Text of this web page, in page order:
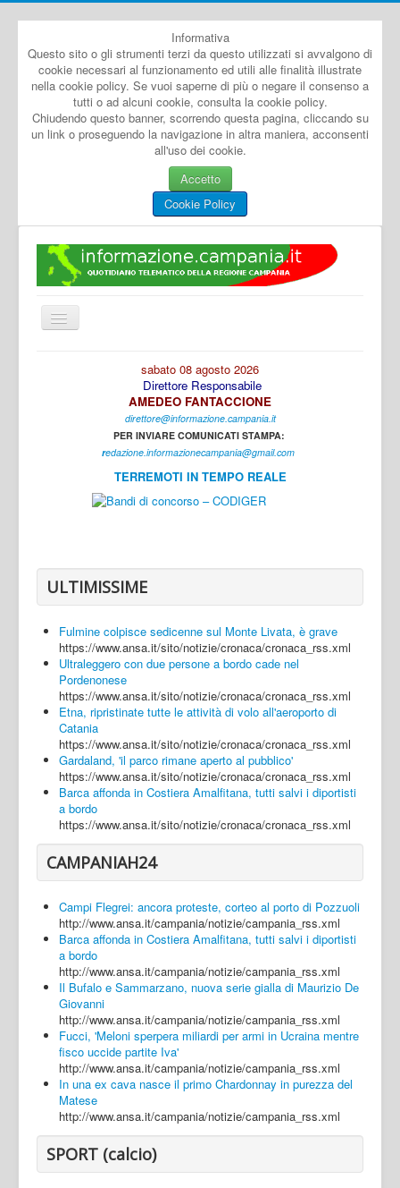
Informativa
Questo sito o gli strumenti terzi da questo utilizzati si avvalgono di
cookie necessari al funzionamento ed utili alle finalità illustrate
nella cookie policy. Se vuoi saperne di più o negare il consenso a
tutti o ad alcuni cookie, consulta la cookie policy.
Chiudendo questo banner, scorrendo questa pagina, cliccando su
un link o proseguendo la navigazione in altra maniera, acconsenti
all'uso dei cookie.
Accetto
Cookie Policy
Cambia
navigazione
Caserta
Napoli
Salerno
Login
sabato 08 agosto 2026
Direttore Responsabile
AMEDEO FANTACCIONE
direttore@informazione.campania.it
PER INVIARE COMUNICATI STAMPA:
redazione.informazionecampania@gmail.com
TERREMOTI IN TEMPO REALE
ULTIMISSIME
Fulmine colpisce sedicenne sul Monte Livata, è grave
https://www.ansa.it/sito/notizie/cronaca/cronaca_rss.xml
Ultraleggero con due persone a bordo cade nel
Pordenonese
https://www.ansa.it/sito/notizie/cronaca/cronaca_rss.xml
Etna, ripristinate tutte le attività di volo all'aeroporto di
Catania
https://www.ansa.it/sito/notizie/cronaca/cronaca_rss.xml
Gardaland, 'il parco rimane aperto al pubblico'
https://www.ansa.it/sito/notizie/cronaca/cronaca_rss.xml
Barca affonda in Costiera Amalfitana, tutti salvi i diportisti
a bordo
https://www.ansa.it/sito/notizie/cronaca/cronaca_rss.xml
CAMPANIAH24
Campi Flegrei: ancora proteste, corteo al porto di Pozzuoli
http://www.ansa.it/campania/notizie/campania_rss.xml
Barca affonda in Costiera Amalfitana, tutti salvi i diportisti
a bordo
http://www.ansa.it/campania/notizie/campania_rss.xml
Il Bufalo e Sammarzano, nuova serie gialla di Maurizio De
Giovanni
http://www.ansa.it/campania/notizie/campania_rss.xml
Fucci, 'Meloni sperpera miliardi per armi in Ucraina mentre
fisco uccide partite Iva'
http://www.ansa.it/campania/notizie/campania_rss.xml
In una ex cava nasce il primo Chardonnay in purezza del
Matese
http://www.ansa.it/campania/notizie/campania_rss.xml
SPORT (calcio)